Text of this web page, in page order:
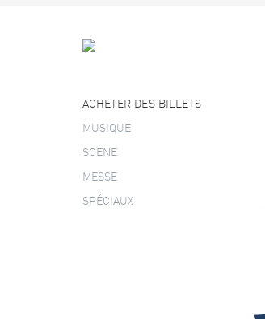
ACHETER DES BILLETS
MUSIQUE
SCÈNE
MESSE
SPÉCIAUX